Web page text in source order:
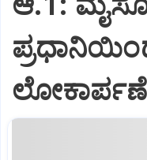
ಲೋಕಾರ್ಪಣೆ